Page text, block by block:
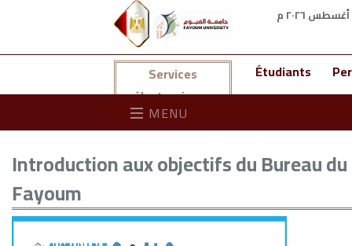
Services
électroniques
Étudiants
MENU
Introduction aux objectifs du Bureau
Fayoum